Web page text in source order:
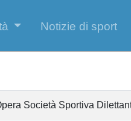
Notizie di sport
Società Sportiva